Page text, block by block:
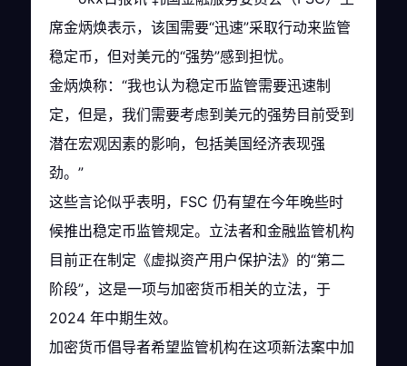
席金炳焕表示，该国需要“迅速”采取行动来监管
稳定币，但对美元的“强势”感到担忧。
金炳焕称：“我也认为稳定币监管需要迅速制
定，但是，我们需要考虑到美元的强势目前受到
潜在宏观因素的影响，包括美国经济表现强
劲。”
这些言论似乎表明，FSC 仍有望在今年晚些时
候推出稳定币监管规定。立法者和金融监管机构
目前正在制定《虚拟资产用户保护法》的“第二
阶段”，这是一项与加密货币相关的立法，于
2024 年中期生效。
加密货币倡导者希望监管机构在这项新法案中加